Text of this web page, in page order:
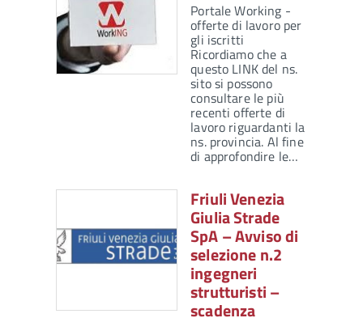
Portale Working -
offerte di lavoro per
gli iscritti
Ricordiamo che a
questo LINK del ns.
sito si possono
consultare le più
recenti offerte di
lavoro riguardanti la
ns. provincia. Al fine
di approfondire le…
Friuli Venezia
Giulia Strade
SpA – Avviso di
selezione n.2
ingegneri
strutturisti –
scadenza